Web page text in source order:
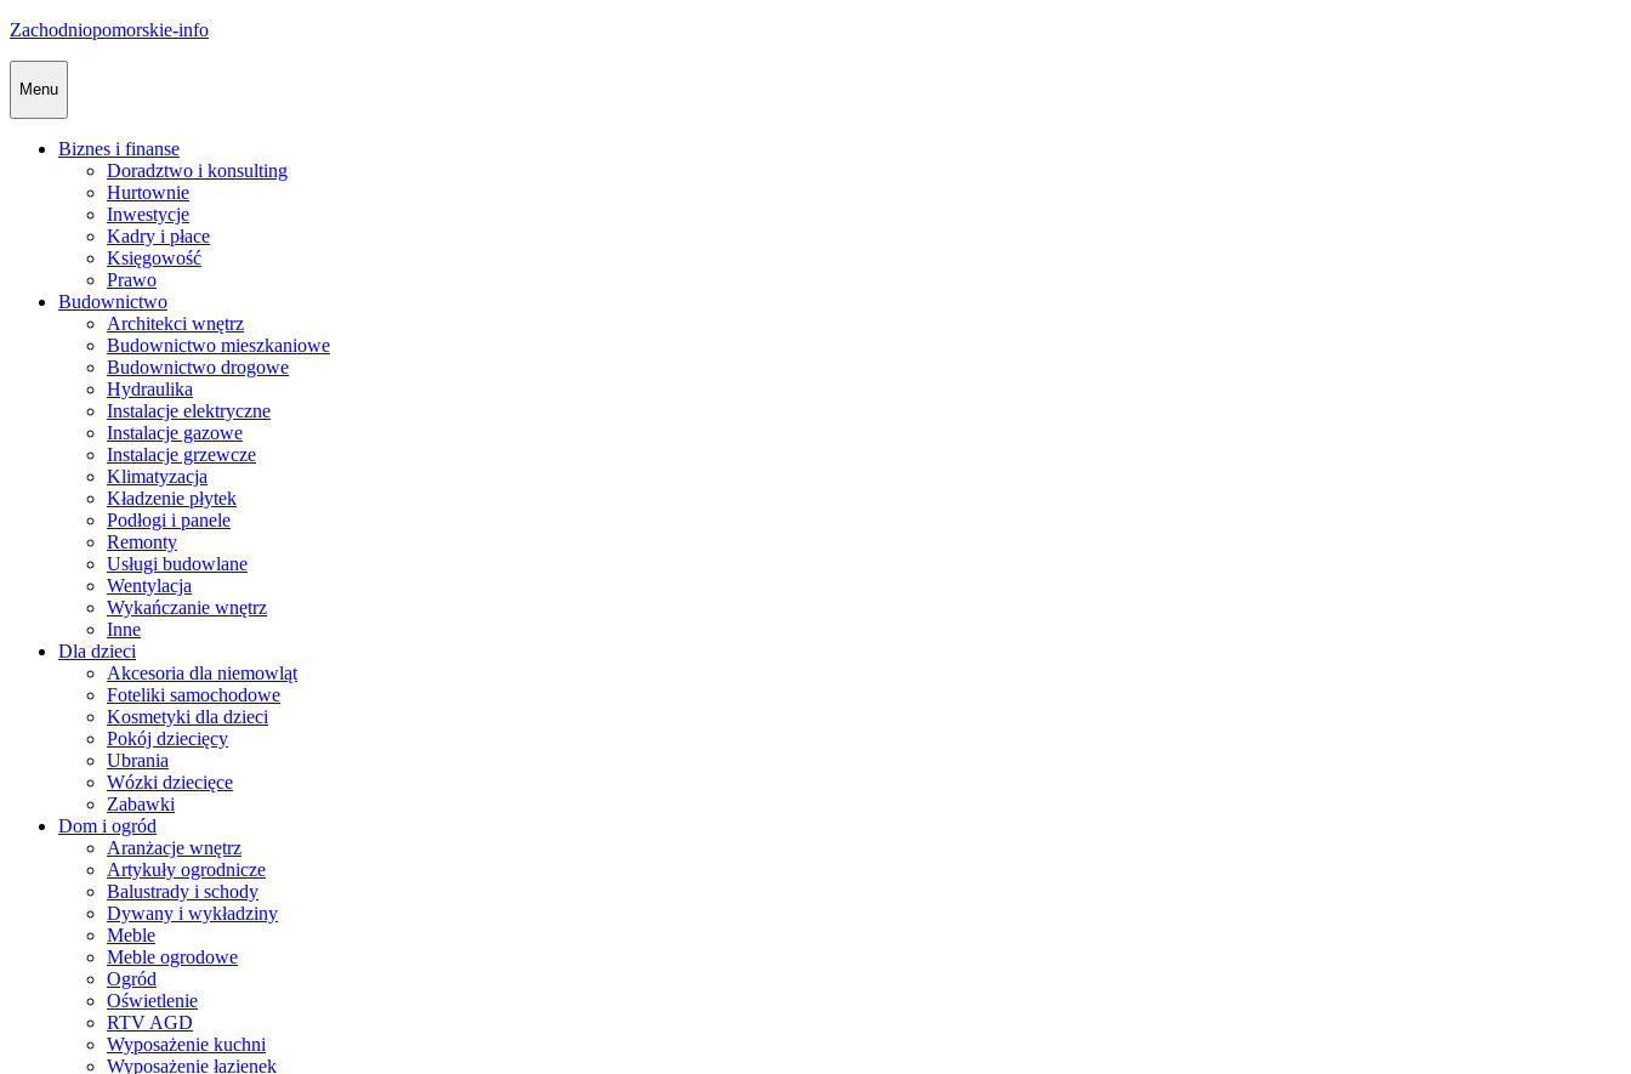
Skip
Zachodniopomorskie-info
Menu
Biznes i finanse
Doradztwo i konsulting
Hurtownie
Inwestycje
Kadry i płace
Księgowość
Prawo
Budownictwo
Architekci wnętrz
Budownictwo mieszkaniowe
Budownictwo drogowe
Hydraulika
Instalacje elektryczne
Instalacje gazowe
Instalacje grzewcze
Klimatyzacja
Kładzenie płytek
Podłogi i panele
Remonty
Usługi budowlane
Wentylacja
Wykańczanie wnętrz
Inne
Dla dzieci
Akcesoria dla niemowląt
Foteliki samochodowe
Kosmetyki dla dzieci
Pokój dziecięcy
Ubrania
Wózki dziecięce
Zabawki
Dom i ogród
Aranżacje wnętrz
Artykuły ogrodnicze
Balustrady i schody
Dywany i wykładziny
Meble
Meble ogrodowe
Ogród
Oświetlenie
RTV AGD
Wyposażenie kuchni
Wyposażenie łazienek